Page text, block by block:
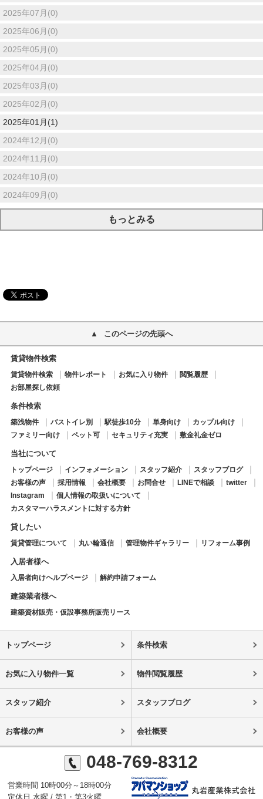
2025年07月(0)
2025年06月(0)
2025年05月(0)
2025年04月(0)
2025年03月(0)
2025年02月(0)
2025年01月(1)
2024年12月(0)
2024年11月(0)
2024年10月(0)
2024年09月(0)
もっとみる
このページの先頭へ
賃貸物件検索
賃貸物件検索 物件レポート お気に入り物件
閲覧履歴
お部屋探し依頼
条件検索
築浅物件 バストイレ別 駅徒歩10分 単身向け
カップル向け
ファミリー向け
ペット可 セキュリティ充実 敷金礼金ゼロ
当社について
トップページ インフォメーション スタッフ紹介
スタッフブログ
お客様の声
採用情報 会社概要 お問合せ LINEで相談
twitter
Instagram
個人情報の取扱いについて
カスタマーハラスメントに対する方針
貸したい
賃貸管理について 丸い輪通信 管理物件ギャラリー リフォーム事例
入居者様へ
入居者向けヘルプページ 解約申請フォーム
建築業者様へ
建築資材販売・仮設事務所販売リース
トップページ 条件検索
お気に入り物件一覧 物件閲覧履歴
スタッフ紹介 スタッフブログ
お客様の声 会社概要
048-769-8312
営業時間 10時00分～18時00分
定休日 水曜 / 第1・第3火曜